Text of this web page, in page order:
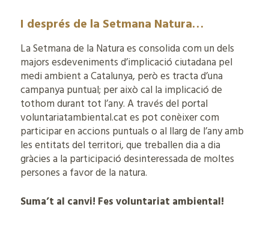
I després de la Setmana Natura…
La Setmana de la Natura es consolida com un dels
majors esdeveniments d’implicació ciutadana pel
medi ambient a Catalunya, però es tracta d’una
campanya puntual; per això cal la implicació de
tothom durant tot l’any. A través del portal
voluntariatambiental.cat es pot conèixer com
participar en accions puntuals o al llarg de l’any amb
les entitats del territori, que treballen dia a dia
gràcies a la participació desinteressada de moltes
persones a favor de la natura.
Suma’t al canvi! Fes voluntariat ambiental!